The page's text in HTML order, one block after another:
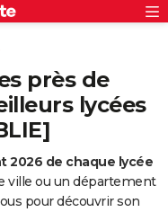
près de
lycées
2026 de chaque lycée
ville ou un département
pour découvrir son